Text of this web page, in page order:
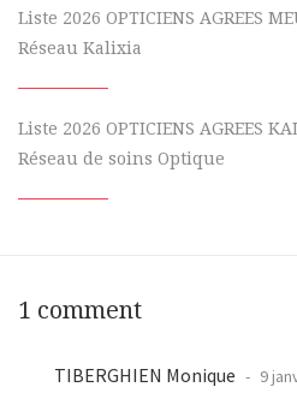
Liste 2026 OPTICIENS AGREES
Réseau Kalixia
Liste 2026 OPTICIENS AGREES
Réseau de soins Optique
1 comment
TIBERGHIEN Monique 9